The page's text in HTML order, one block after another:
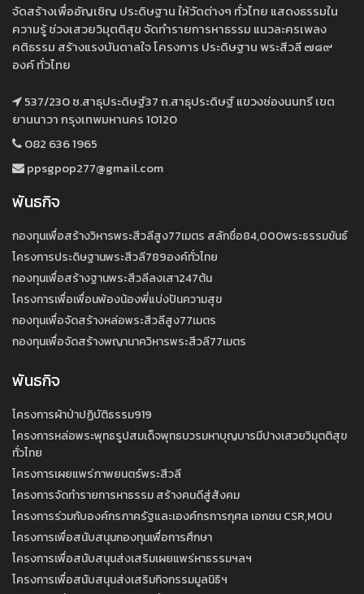
จัดสร้างเพื่ออัญเชิญ ประดิษฐาน ให้วัดต่างๆ ทั่วไทย แสดงธรรมใน
ความรู้ ช่วงเสวยวิมุตติสุข จัดทำรายการหาธรรม แนวละครเพลง
คติธรรม สร้างแรงบันดาลใจ โครงการ ประดิษฐาน พระสีวลี ๗๘๙
องค์ ทั่วไทย
537/230 ซ.สาธุประดิษฐ์37 ถ.สาธุประดิษฐ์ แขวงช่องนนทรี เขต
ยานนาวา กรุงเทพมหานคร 10120
082 636 1965
ppsgpop277@gmail.com
พันธกิจ
กองทุนเพื่อสร้างวิหารพระสีวลีสูง77เมตร สลักชื่อ84,000พระธรรมขันธ์
โครงการประดิษฐานพระสีวลี789องค์ทั่วไทย
กองทุนเพื่อสร้างฐานพระสีวลีลงเสา247ต้น
โครงการเพื่อเพื่อนพ้องน้องพี่แบ่งปันความสุข
กองทุนเพื่อจัดสร้างหล่อพระสีวลีสูง77เมตร
กองทุนเพื่อจัดสร้างพญานาควิหารพระสีวลี77เมตร
พันธกิจ
โครงการผ้าป่าปฏิบัติธรรม919
โครงการหล่อพระพุทธรูปสมเด็จพุทธบวรมหาบุญบารมีปางเสวยวิมุตติสุข
ทั่วไทย
โครงการเผยแพร่ภาพยนตร์พระสีวลี
โครงการจัดทำรายการหาธรรม สร้างคนดีสู่สังคม
โครงการร่วมกับองค์กรภาครัฐและเองค์กรการกุศล เอกชน CSR,MOU
โครงการเพื่อสนับสนุนกองทุนเพื่อการศึกษา
โครงการเพื่อสนับสนุนส่งเสริมเผยแพร่หาธรรมฯลฯ
โครงการเพื่อสนับสนุนส่งเสริมกิจกรรมมูลนิธิฯ